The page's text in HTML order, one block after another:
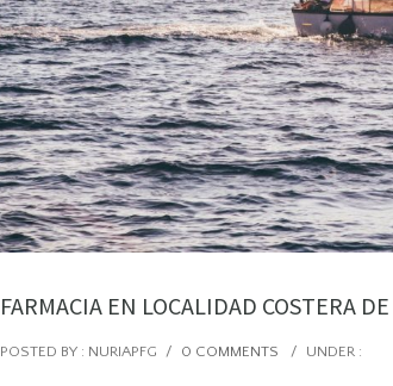
FARMACIA EN LOCALIDAD COSTERA
POSTED BY : NURIAPFG / 0 COMMENTS / UNDER :